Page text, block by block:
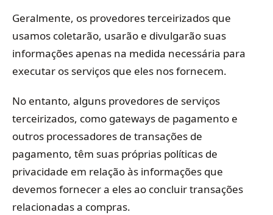
Geralmente, os provedores terceirizados que
usamos coletarão, usarão e divulgarão suas
informações apenas na medida necessária para
executar os serviços que eles nos fornecem.
No entanto, alguns provedores de serviços
terceirizados, como gateways de pagamento e
outros processadores de transações de
pagamento, têm suas próprias políticas de
privacidade em relação às informações que
devemos fornecer a eles ao concluir transações
relacionadas a compras.